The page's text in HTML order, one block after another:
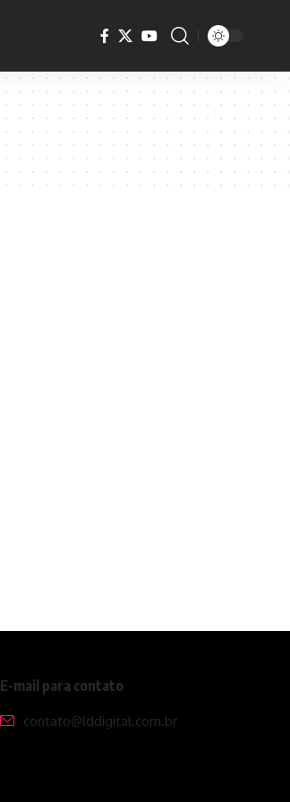
E-mail para contato
contato@lddigital.com.br